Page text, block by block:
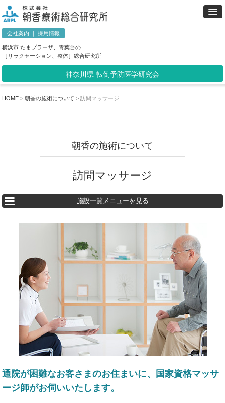
会社案内 ｜採用情報
横浜市 たまプラーザ、青葉台の
［リラクセーション、整体］総合研究所
神奈川県 転倒予防医学研究会
HOME > 朝香の施術について > 訪問マッサージ
朝香の施術について
訪問マッサージ
施設一覧メニューを見る
通院が困難なお客さまのお住まいに、国家資格マッサ
ージ師がお伺いいたします。